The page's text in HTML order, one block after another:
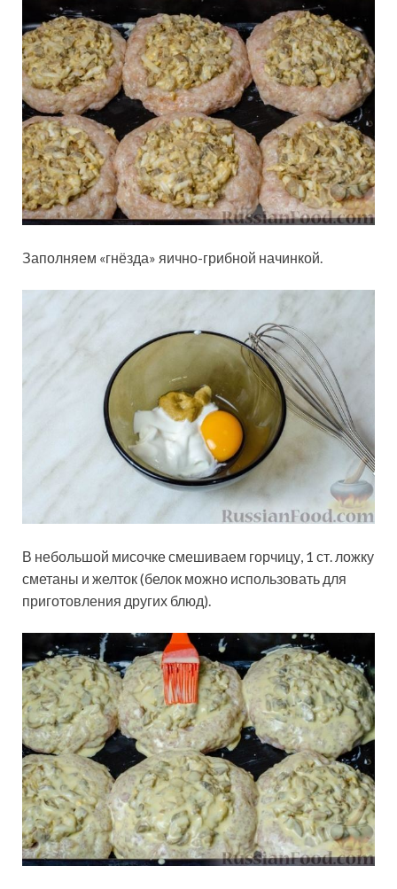
Заполняем «гнёзда» яично-грибной начинкой.
В небольшой мисочке смешиваем горчицу, 1 ст. ложку
сметаны и желток (белок можно использовать для
приготовления других блюд).